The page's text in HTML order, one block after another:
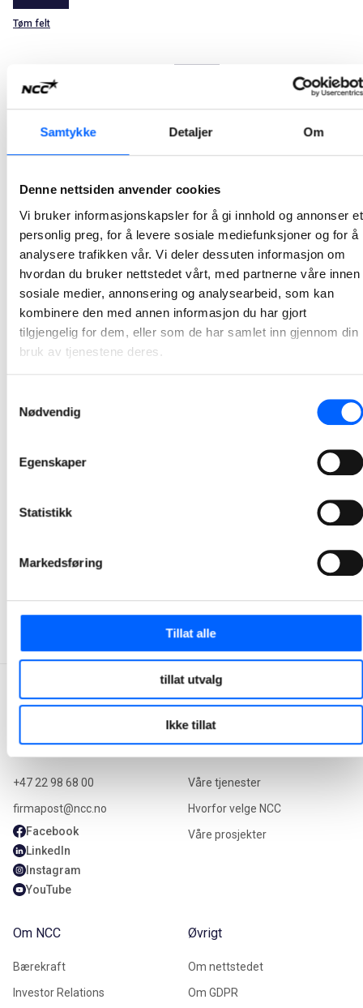
Samtykke Detaljer Om
Denne nettsiden anvender cookies
Vi bruker informasjonskapsler for å gi innhold og annonser et
personlig preg, for å levere sosiale mediefunksjoner og for å
analysere trafikken vår. Vi deler dessuten informasjon om
hvordan du bruker nettstedet vårt, med partnerne våre innen
sosiale medier, annonsering og analysearbeid, som kan
kombinere den med annen informasjon du har gjort
tilgjengelig for dem, eller som de har samlet inn gjennom din
bruk av tjenestene deres.
Nødvendig
Egenskaper
Statistikk
Markedsføring
Tillat alle
tillat utvalg
Ikke tillat
Tøm felt
Latest2026
Alle Jan Feb Mar Apr May Jun Jul
Aug
Sep
Oct
NCC donerer til Røde Kors Leksehjelp
Utdanning betyr noe. Og like muligheter til å lykkes er viktig. NCC er en kunnskapsbedrift og vi ønsker å bidra til at enda flere kan utnytte sitt potensial. Et tilbud om gratis leksehjelp er viktig for mange og bidrar til at flere lykkes på skolen.
2022-12-21 14:35
Send epost
Kontakt oss
+47 22 98 68 00
firmapost@ncc.no
Facebook
LinkedIn
Instagram
YouTube
Våre tjenester
Våre tjenester
Hvorfor velge NCC
Våre prosjekter
Om NCC
Bærekraft
Investor Relations
Øvrigt
Om nettstedet
Om GDPR